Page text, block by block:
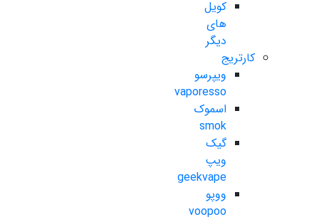
کویل
های
دیگر
کارتریج
ویپرسو
vaporesso
اسموک
smok
گیک
ویپ
geekvape
ووپو
voopoo